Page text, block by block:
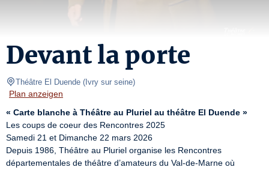
Devant la porte
Théâtre El Duende ( Ivry sur seine)
Plan anzeigen
« Carte blanche à Théâtre au Pluriel au théâtre El Duende »
Les coups de coeur des Rencontres 2025
Samedi 21 et Dimanche 22 mars 2026
Depuis 1986, Théâtre au Pluriel organise les Rencontres
départementales de théâtre d’amateurs du Val-de-Marne où